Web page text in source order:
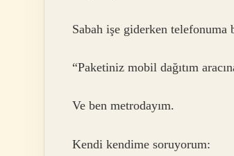
Sabah işe giderken
“Paketiniz mobil dağıtım
Ve ben metrodayım.
Kendi kendime soruyorum: